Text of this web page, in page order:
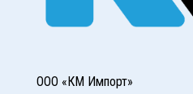
ООО «КМ Импорт»